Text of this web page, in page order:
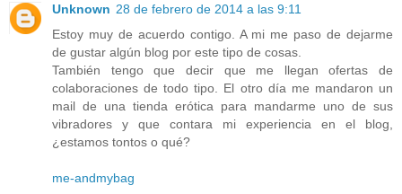
Unknown 28 de febrero de 2014 a las 9:11
Estoy muy de acuerdo contigo. A mi me paso de dejarme
de gustar algún blog por este tipo de cosas.
También tengo que decir que me llegan ofertas de
colaboraciones de todo tipo. El otro día me mandaron un
mail de una tienda erótica para mandarme uno de sus
vibradores y que contara mi experiencia en el blog,
¿estamos tontos o qué?
me-andmybag